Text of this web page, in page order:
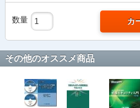
数量 カ
その他のオススメ商品